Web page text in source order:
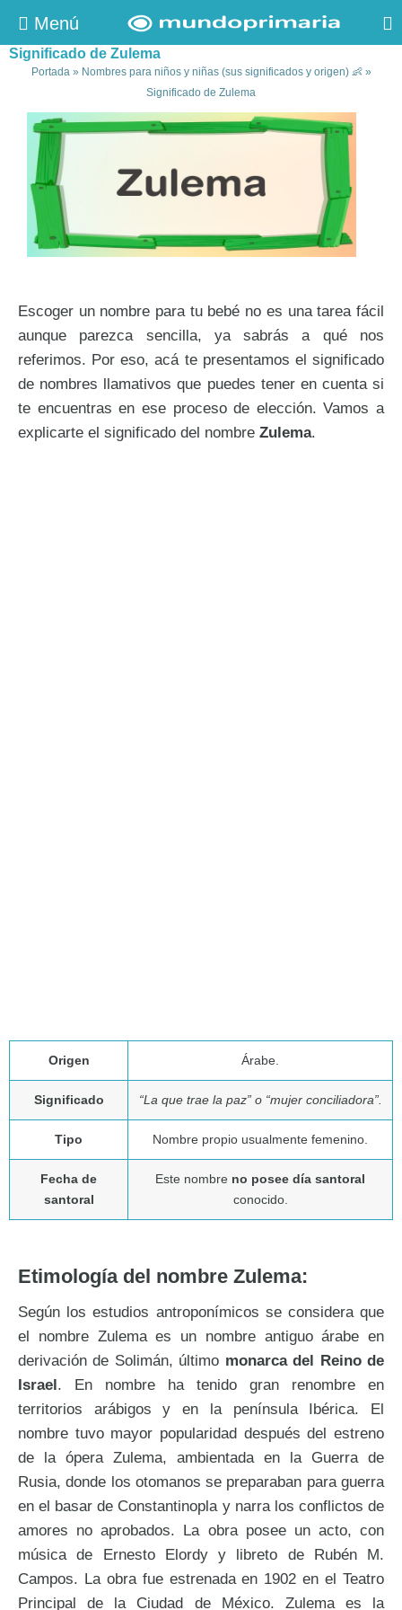
Menú
Significado de Zulema
Portada» Nombres para niños y niñas (sus significados y origen) 👶»
Significado de Zulema
Escoger un nombre para tu bebé no es una tarea fácil
aunque parezca sencilla, ya sabrás a qué nos
referimos. Por eso, acá te presentamos el significado
de nombres llamativos que puedes tener en cuenta si
te encuentras en ese proceso de elección. Vamos a
explicarte el significado del nombre Zulema.
Origen Árabe.
Significado “La que trae la paz” o “mujer conciliadora”.
Tipo Nombre propio usualmente femenino.
Fecha de
santoral
Este nombre no posee día santoral
conocido.
Etimología del nombre Zulema:
Según los estudios antroponímicos se considera que
el nombre Zulema es un nombre antiguo árabe en
derivación de Solimán, último monarca del Reino de
Israel. En nombre ha tenido gran renombre en
territorios arábigos y en la península Ibérica. El
nombre tuvo mayor popularidad después del estreno
de la ópera Zulema, ambientada en la Guerra de
Rusia, donde los otomanos se preparaban para guerra
en el basar de Constantinopla y narra los conflictos de
amores no aprobados. La obra posee un acto, con
música de Ernesto Elordy y libreto de Rubén M.
Campos. La obra fue estrenada en 1902 en el Teatro
Principal de la Ciudad de México. Zulema es la